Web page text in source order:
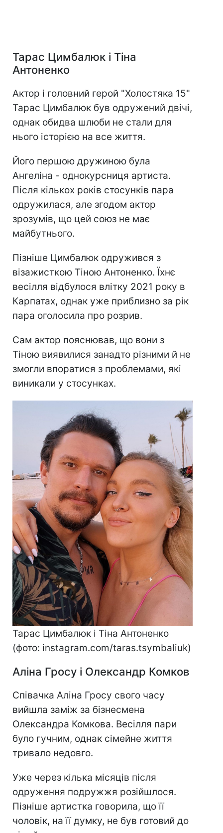
Тарас Цимбалюк і Тіна
Антоненко
Актор і головний герой "Холостяка 15"
Тарас Цимбалюк був одружений двічі,
однак обидва шлюби не стали для
нього історією на все життя.
Його першою дружиною була
Ангеліна - однокурсниця артиста.
Після кількох років стосунків пара
одружилася, але згодом актор
зрозумів, що цей союз не має
майбутнього.
Пізніше Цимбалюк одружився з
візажисткою Тіною Антоненко. Їхнє
весілля відбулося влітку 2021 року в
Карпатах, однак уже приблизно за рік
пара оголосила про розрив.
Сам актор пояснював, що вони з
Тіною виявилися занадто різними й не
змогли впоратися з проблемами, які
виникали у стосунках.
Тарас Цимбалюк і Тіна Антоненко
(фото: instagram.com/taras.tsymbaliuk)
Аліна Гросу і Олександр Комков
Співачка Аліна Гросу свого часу
вийшла заміж за бізнесмена
Олександра Комкова. Весілля пари
було гучним, однак сімейне життя
тривало недовго.
Уже через кілька місяців після
одруження подружжя розійшлося.
Пізніше артистка говорила, що її
чоловік, на її думку, не був готовий до